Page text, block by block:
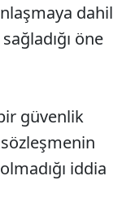
dahil
öne
güvenlik
iddia